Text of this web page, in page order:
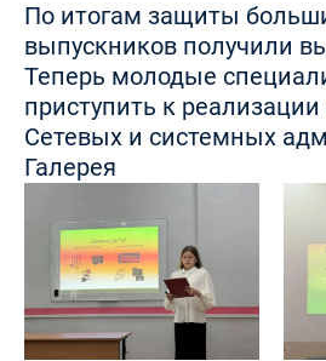
По итогам защиты
выпускников получили
Теперь молодые
приступить к реализации
Сетевых и системных
Галерея